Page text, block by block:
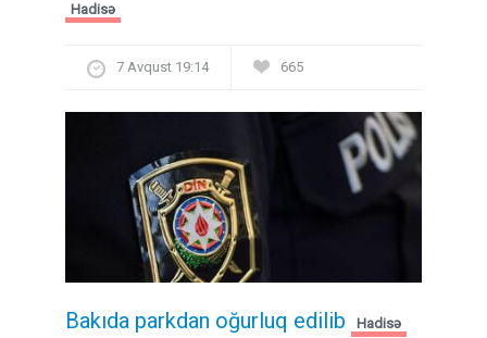
Hadisə
7 Avqust 19:14 665
Bakıda parkdan oğurluq edilib Hadisə